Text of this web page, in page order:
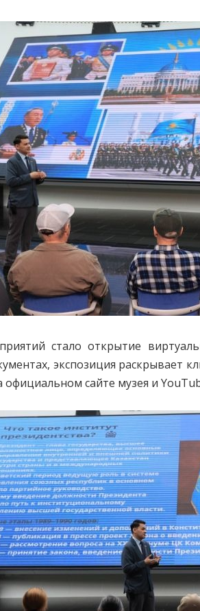
стало открытие
экспозиция раскрывает
официальном сайте музея и